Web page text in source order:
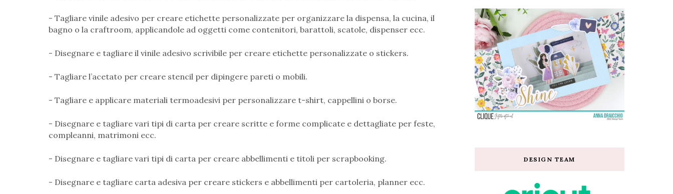
- Tagliare vinile adesivo per creare etichette personalizzate per organizzare la dispensa, la cucina, il
bagno o la craftroom, applicandole ad oggetti come contenitori, barattoli, scatole, dispenser ecc.
- Disegnare e tagliare il vinile adesivo scrivibile per creare etichette personalizzate o stickers.
- Tagliare l’acetato per creare stencil per dipingere pareti o mobili.
- Tagliare e applicare materiali termoadesivi per personalizzare t-shirt, cappellini o borse.
- Disegnare e tagliare vari tipi di carta per creare scritte e forme complicate e dettagliate per feste,
compleanni, matrimoni ecc.
- Disegnare e tagliare vari tipi di carta per creare abbellimenti e titoli per scrapbooking.
- Disegnare e tagliare carta adesiva per creare stickers e abbellimenti per cartoleria, planner ecc.
DESIGN TEAM